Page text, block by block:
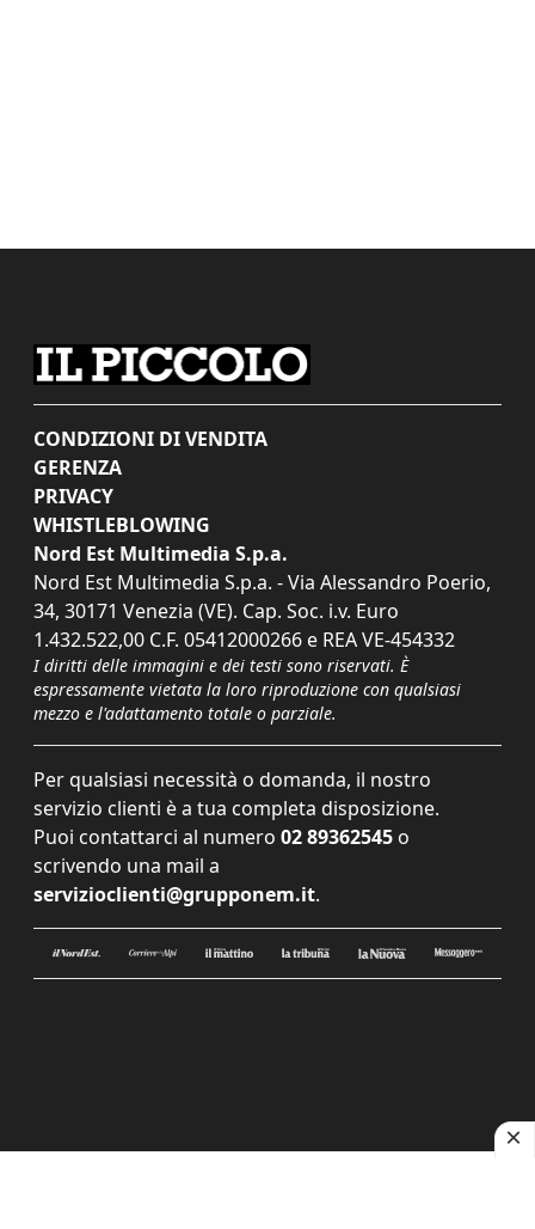
CONDIZIONI DI VENDITA
GERENZA
PRIVACY
WHISTLEBLOWING
Nord Est Multimedia S.p.a.
Nord Est Multimedia S.p.a. - Via Alessandro Poerio,
34, 30171 Venezia (VE). Cap. Soc. i.v. Euro
1.432.522,00 C.F. 05412000266 e REA VE-454332
I diritti delle immagini e dei testi sono riservati. È
espressamente vietata la loro riproduzione con qualsiasi
mezzo e l'adattamento totale o parziale.
Per qualsiasi necessità o domanda, il nostro
servizio clienti è a tua completa disposizione.
Puoi contattarci al numero 02 89362545 o
scrivendo una mail a
servizioclienti@grupponem.it.